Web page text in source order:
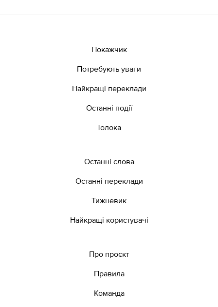
Покажчик
Потребують уваги
Найкращі переклади
Останні події
Толока
Останні слова
Останні переклади
Тижневик
Найкращі користувачі
Про проєкт
Правила
Команда